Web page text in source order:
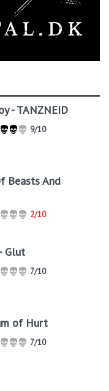
- TANZNEID
9/10
Beasts And
2/10
Glut
7/10
of Hurt
7/10